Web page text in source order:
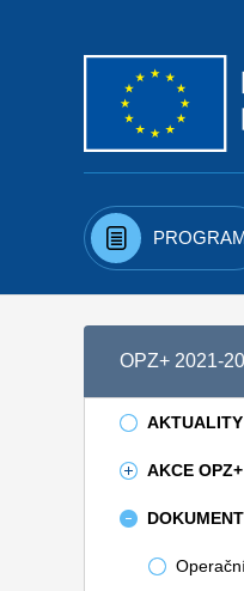
OPZ+ 2021-
AKCE OPZ+